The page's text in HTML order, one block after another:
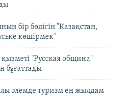
бір бөлігін "Қазақстан,
көшірмек"
"Русская община"
бұғаттады
әлемде туризм ең жылдам